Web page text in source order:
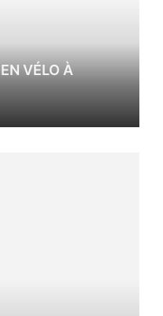
VÉLO À